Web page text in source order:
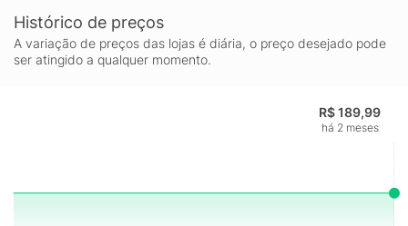
Histórico de preços
A variação de preços das lojas é diária, o preço desejado pode
ser atingido a qualquer momento.
R$ 189,99
há 2 meses